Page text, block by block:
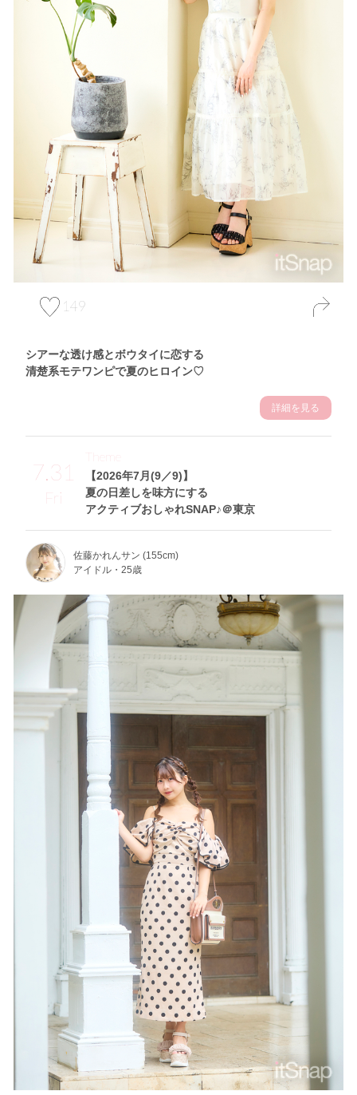
149
シアーな透け感とボウタイに恋する
清楚系モテワンピで夏のヒロイン♡
詳細を見る
7.31
Fri
【2026年7月(9／9)】
夏の日差しを味方にする
アクティブおしゃれSNAP♪＠東京
Theme
佐藤かれんサン (155cm)
アイドル・25歳